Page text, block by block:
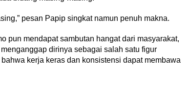
pesan Papip singkat namun penuh makna.
pun mendapat sambutan hangat dari masyarakat,
dirinya sebagai salah satu figur
kerja keras dan konsistensi dapat membawa